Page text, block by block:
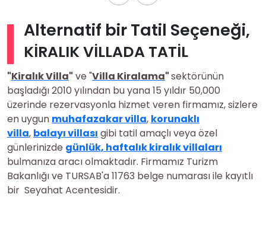
Alternatif bir Tatil Seçeneği,
KİRALIK VİLLADA TATİL
"Kiralık Villa" ve "Villa Kiralama"sektörünün
başladığı 2010 yılından bu yana 15 yıldır 50,000
üzerinde rezervasyonla hizmet veren firmamız, sizlere
en uygun muhafazakar villa, korunaklı
villa, balayı villası gibi tatil amaçlı veya özel
günlerinizde günlük, haftalıkkiralık villaları
bulmanıza aracı olmaktadır. Firmamız Turizm
Bakanlığı ve TURSAB'a 11763 belge numarası ile kayıtlı
bir Seyahat Acentesidir.